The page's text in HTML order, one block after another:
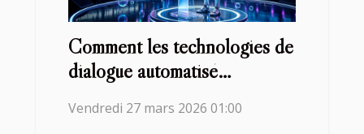
Comment les technologies de
dialogue automatisé
l'interaction en ligne ?
Vendredi 27 mars 2026 01:00